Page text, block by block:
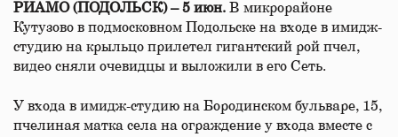
РИАМО (ПОДОЛЬСК) – 5 июн. В микрорайоне
Кутузово в подмосковном Подольске на входе в имидж-
студию на крыльцо прилетел гигантский рой пчел,
видео сняли очевидцы и выложили в его Сеть.
У входа в имидж-студию на Бородинском бульваре, 15,
пчелиная матка села на ограждение у входа вместе с